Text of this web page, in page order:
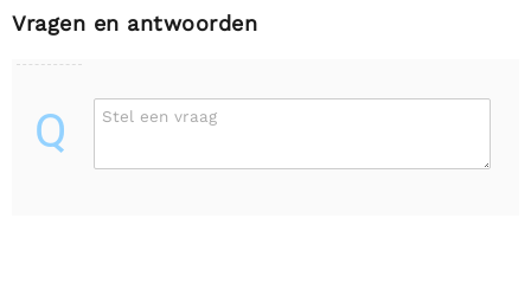
Vragen en antwoorden
Q Stel een vraag